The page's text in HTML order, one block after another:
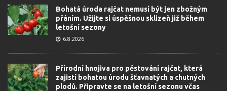
Bohatá úroda rajčat nemusí být jen zbožným
přáním. Užijte si úspěšnou sklizeň již během
letošní sezony
6.8.2026
Přírodní hnojiva pro pěstování rajčat, která
zajistí bohatou úrodu šťavnatých a chutných
plodů. Připravte se na letošní sezonu včas